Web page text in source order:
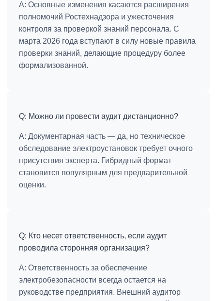
A: Основные изменения касаются расширения
полномочий Ростехнадзора и ужесточения
контроля за проверкой знаний персонала. С
марта 2026 года вступают в силу новые правила
проверки знаний, делающие процедуру более
формализованной.
Q: Можно ли провести аудит дистанционно?
A: Документарная часть — да, но техническое
обследование электроустановок требует очного
присутствия эксперта. Гибридный формат
становится популярным для предварительной
оценки.
Q: Кто несет ответственность, если аудит
проводила сторонняя организация?
A: Ответственность за обеспечение
электробезопасности всегда остается на
руководстве предприятия. Внешний аудитор